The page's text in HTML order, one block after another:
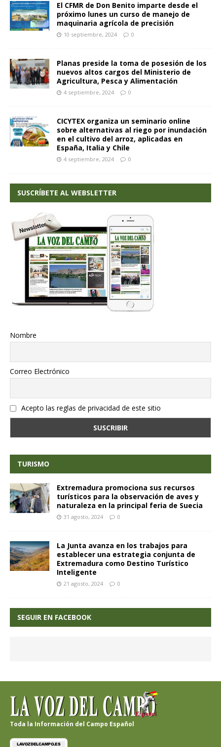
El CFMR de Don Benito imparte desde el
próximo lunes un curso de manejo de
maquinaria agrícola de precisión
10 septiembre, 2024 0
Planas preside la toma de posesión de los
nuevos altos cargos del Ministerio de
Agricultura, Pesca y Alimentación
4 septiembre, 2024 0
CICYTEX organiza un seminario online
sobre alternativas al riego por inundación
en el cultivo del arroz, aplicadas en
España, Italia y Chile
4 septiembre, 2024 0
SUSCRÍBETE AL WEBSLETTER
Nombre
Correo Electrónico
Acepto las reglas de privacidad de este sitio
TURISMO
Extremadura promociona sus recursos
turísticos para la observación de aves y
naturaleza en la principal feria de Suecia
31 agosto, 2024 0
La Junta avanza en los trabajos para
establecer una estrategia conjunta de
Extremadura como Destino Turístico
Inteligente
21 agosto, 2024 0
SEGUIR EN FACEBOOK
Toda la Información del Campo Español